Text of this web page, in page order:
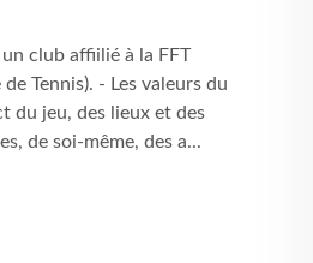
club affiilié à la FFT
Tennis). - Les valeurs du
du jeu, des lieux et des
de soi-même, des a...